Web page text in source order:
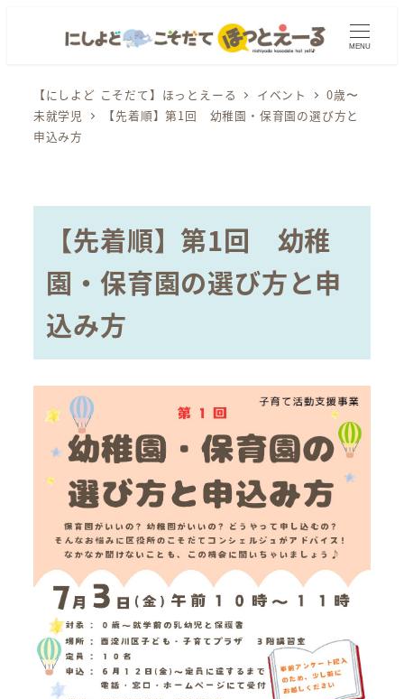
MENU
【にしよど こそだて】ほっとえーる イベント
0歳〜
未就学児
【先着順】第1回 幼稚園・保育園の選び方と
申込み方
【先着順】第1回 幼稚
園・保育園の選び方と申
込み方